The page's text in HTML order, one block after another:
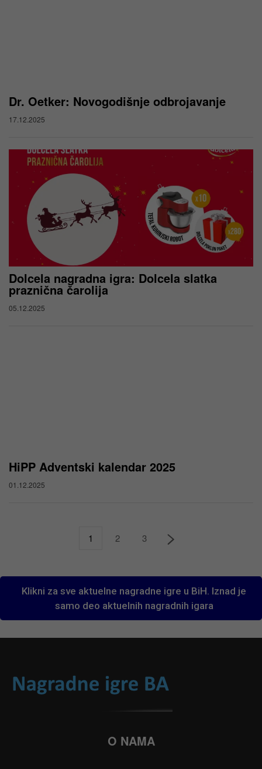
Dr. Oetker: Novogodišnje odbrojavanje
17.12.2025
Dolcela nagradna igra: Dolcela slatka
praznična čarolija
05.12.2025
HiPP Adventski kalendar 2025
01.12.2025
1 2 3
Klikni za sve aktuelne nagradne igre u BiH. Iznad je
samo deo aktuelnih nagradnih igara
O NAMA